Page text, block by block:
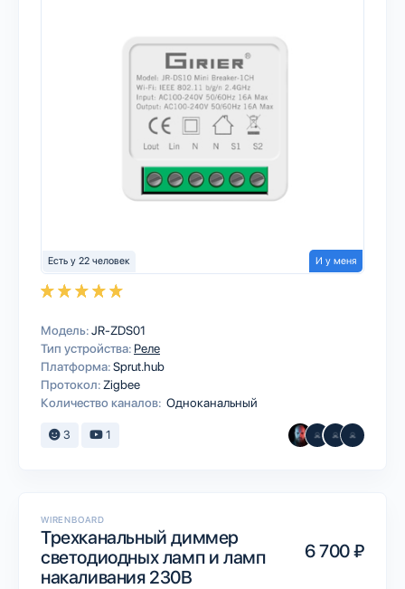
Есть у 22 человек И у меня
Модель:JR-ZDS01
Тип устройства: Реле
Платформа:Sprut.hub
Протокол: Zigbee
Количество каналов: Одноканальный
3 1
WIRENBOARD
Трехканальный диммер
светодиодных ламп и ламп
накаливания 230В
6 700 ₽